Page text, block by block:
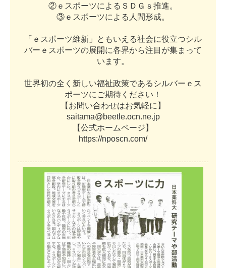
② ｅ スポーツに よ る Ｓ Ｄ Ｇ ｓ 推進。
③ ｅ スポーツに よ る 人 間形成。
「 ｅ スポーツ維新 」 と もい え る社会に役立つシル
バー ｅ スポーツの展開に各界から注 目 が集ま って
い ま す。
世界初の全 く 新しい福祉政策である シルバー ｅ ス
ポーツに ご期待 く ださ い ！
【 お問い合わせはお気軽に 】
saitama@beetle.ocn.ne.jp
【公式ホー ムページ 】
https://nposcn.com/